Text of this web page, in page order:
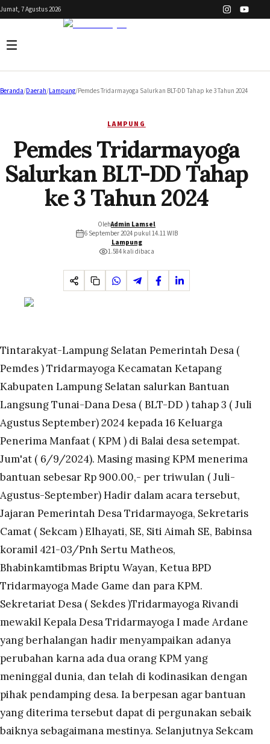
Jumat, 7 Agustus 2026
Beranda/Daerah/Lampung/Pemdes Tridarmayoga Salurkan BLT-DD Tahap ke 3 Tahun 2024
LAMPUNG
Pemdes Tridarmayoga
Salurkan BLT-DD Tahap
ke 3 Tahun 2024
OlehAdmin Lamsel
6 September 2024 pukul 14.11WIB
Lampung
1.584 kali dibaca
Tintarakyat-Lampung Selatan Pemerintah Desa (
Pemdes ) Tridarmayoga Kecamatan Ketapang
Kabupaten Lampung Selatan salurkan Bantuan
Langsung Tunai-Dana Desa ( BLT-DD ) tahap 3 ( Juli
Agustus September) 2024 kepada 16 Keluarga
Penerima Manfaat ( KPM ) di Balai desa setempat.
Jum'at ( 6/9/2024). Masing masing KPM menerima
bantuan sebesar Rp 900.00,- per triwulan ( Juli-
Agustus-September) Hadir dalam acara tersebut,
Jajaran Pemerintah Desa Tridarmayoga, Sekretaris
Camat ( Sekcam ) Elhayati, SE, Siti Aimah SE, Babinsa
koramil 421-03/Pnh Sertu Matheos,
Bhabinkamtibmas Briptu Wayan, Ketua BPD
Tridarmayoga Made Game dan para KPM.
Sekretariat Desa ( Sekdes )Tridarmayoga Rivandi
mewakil Kepala Desa Tridarmayoga I made Ardane
yang berhalangan hadir menyampaikan adanya
perubahan karna ada dua orang KPM yang
meninggal dunia, dan telah di kodinasikan dengan
pihak pendamping desa. Ia berpesan agar bantuan
yang diterima tersebut dapat di pergunakan sebaik
baiknya sebagaimana mestinya. Selanjutnya Sekcam